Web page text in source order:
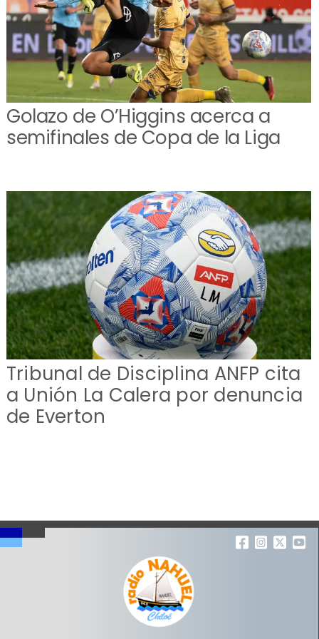
Golazo de O’Higgins acerca a
semifinales de Copa de la Liga
Tribunal de Disciplina ANFP cita
a Unión La Calera por denuncia
de Everton